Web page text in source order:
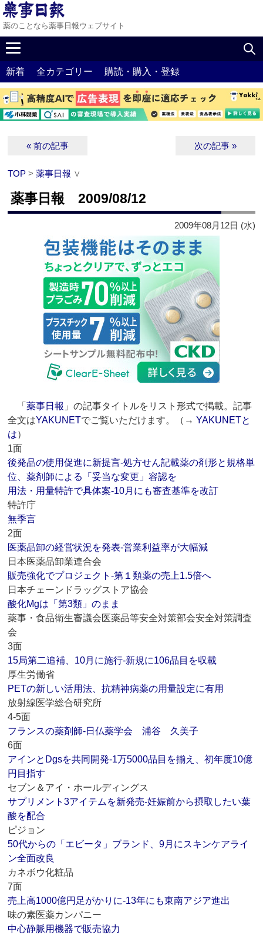
薬のことなら薬事日報ウェブサイト
新着 全カテゴリー 購読・購入・登録
« 前の記事 次の記事 »
TOP >薬事日報 ∨
薬事日報 2009/08/12
2009年08月12日 (水)
「薬事日報 」の記事タイトルをリスト形式で掲載。記事
全文はYAKUNETでご覧いただけます。（→YAKUNETと
は）
1面
後発品の使用促進に新提言‐処方せん記載薬の剤形と規格単
位、薬剤師による「妥当な変更」容認を
用法・用量特許で具体案‐10月にも審査基準を改訂
特許庁
無季言
2面
医薬品卸の経営状況を発表‐営業利益率が大幅減
日本医薬品卸業連合会
販売強化でプロジェクト‐第１類薬の売上1.5倍へ
日本チェーンドラッグストア協会
酸化Mgは「第3類」のまま
薬事・食品衛生審議会医薬品等安全対策部会安全対策調査
会
3面
15局第二追補、10月に施行‐新規に106品目を収載
厚生労働省
PETの新しい活用法、抗精神病薬の用量設定に有用
放射線医学総合研究所
4-5面
フランスの薬剤師‐日仏薬学会 浦谷 久美子
6面
アインとDgsを共同開発‐1万5000品目を揃え、初年度10億
円目指す
セブン＆アイ・ホールディングス
サプリメント3アイテムを新発売‐妊娠前から摂取したい葉
酸を配合
ピジョン
50代からの「エビータ」ブランド、9月にスキンケアライ
ン全面改良
カネボウ化粧品
7面
売上高1000億円足がかりに‐13年にも東南アジア進出
味の素医薬カンパニー
中心静脈用機器で販売協力